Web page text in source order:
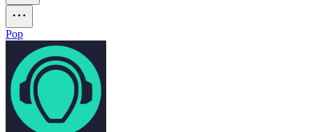
Pop